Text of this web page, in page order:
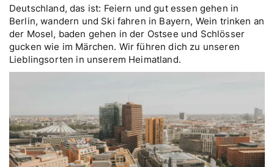
Deutschland, das ist: Feiern und gut essen gehen in
Berlin, wandern und Ski fahren in Bayern, Wein trinken an
der Mosel, baden gehen in der Ostsee und Schlösser
gucken wie im Märchen. Wir führen dich zu unseren
Lieblingsorten in unserem Heimatland.